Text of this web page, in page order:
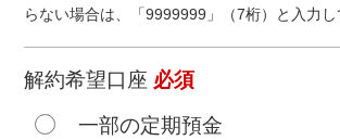
等に関する事務
らない場合は、「9999999」（7桁）と入力し
解約希望口座 必須
一部の定期預金